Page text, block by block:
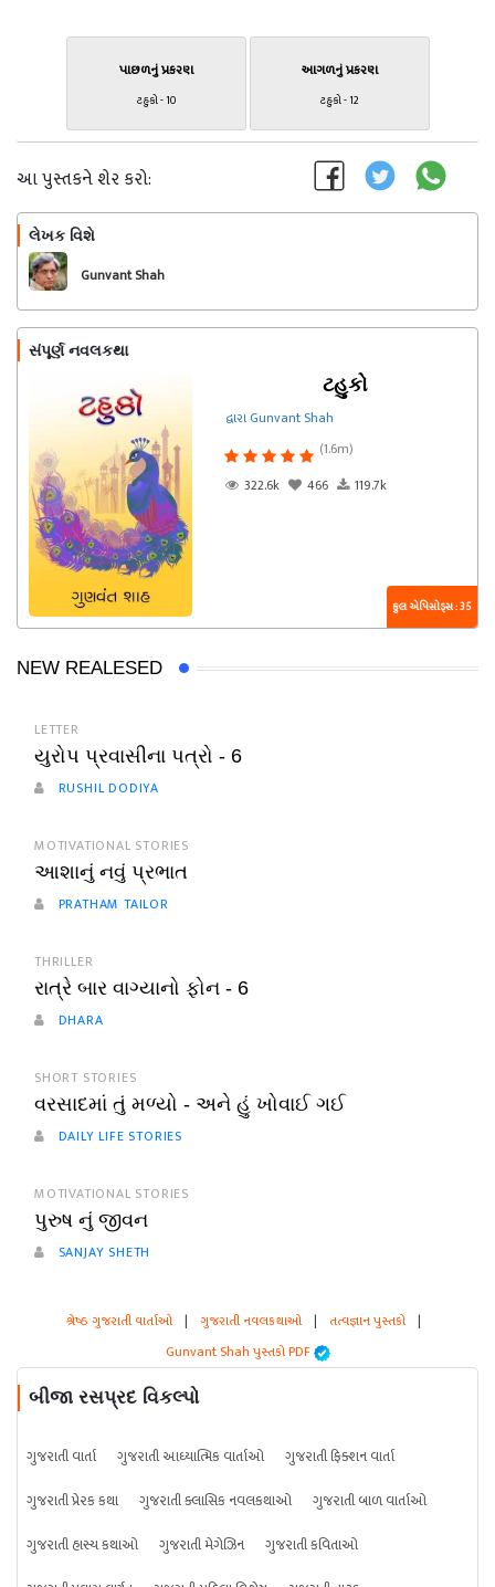
પાછળનું પ્રકરણ
ટહુકો - 10
આગળનું પ્રકરણ
ટહુકો - 12
આ પુસ્તકને શેર કરો:
લેખક વિશે
Gunvant Shah
સંપૂર્ણ નવલકથા
ટહુકો
દ્વારા Gunvant Shah
(1.6m)
322.6k
466 119.7k
કુલ એપિસોડ્સ : 35
NEW REALESED
LETTER
યુરોપ પ્રવાસીના પત્રો - 6
RUSHIL DODIYA
MOTIVATIONAL STORIES
આશાનું નવું પ્રભાત
PRATHAM TAILOR
THRILLER
રાત્રે બાર વાગ્યાનો ફોન - 6
DHARA
SHORT STORIES
વરસાદમાં તું મળ્યો - અને હું ખોવાઈ ગઈ
DAILY LIFE STORIES
MOTIVATIONAL STORIES
પુરુષ નું જીવન
SANJAY SHETH
શ્રેષ્ઠ ગુજરાતી વાર્તાઓ | ગુજરાતી નવલકથાઓ | તત્વજ્ઞાન પુસ્તકો |
Gunvant Shah પુસ્તકો PDF
બીજા રસપ્રદ વિકલ્પો
ગુજરાતી વાર્તા ગુજરાતી આધ્યાત્મિક વાર્તાઓ
ગુજરાતી ફિક્શન વાર્તા
ગુજરાતી પ્રેરક કથા
ગુજરાતી ક્લાસિક નવલકથાઓ
ગુજરાતી બાળ વાર્તાઓ
ગુજરાતી હાસ્ય કથાઓ
ગુજરાતી મેગેઝિન
ગુજરાતી કવિતાઓ